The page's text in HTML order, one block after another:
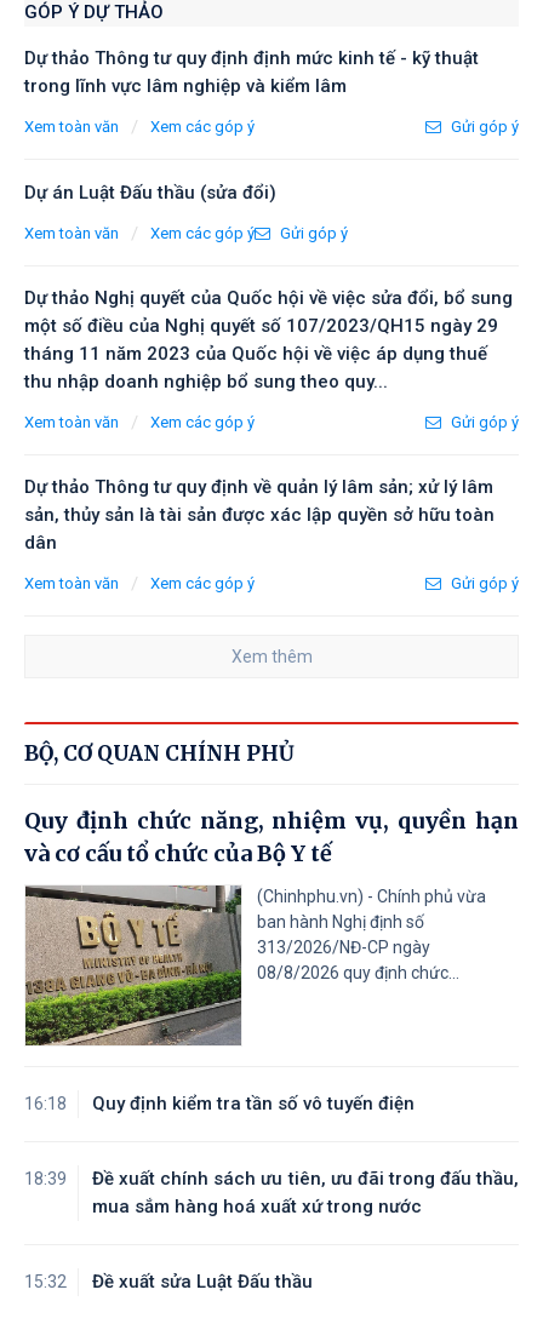
GÓP Ý DỰ THẢO
Dự thảo Thông tư quy định định mức kinh tế - kỹ thuật
trong lĩnh vực lâm nghiệp và kiểm lâm
Xem toàn văn / Xem các góp ý Gửi góp ý
Dự án Luật Đấu thầu (sửa đổi)
Xem toàn văn / Xem các góp ý Gửi góp ý
Dự thảo Nghị quyết của Quốc hội về việc sửa đổi, bổ sung
một số điều của Nghị quyết số 107/2023/QH15 ngày 29
tháng 11 năm 2023 của Quốc hội về việc áp dụng thuế
thu nhập doanh nghiệp bổ sung theo quy...
Xem toàn văn / Xem các góp ý Gửi góp ý
Dự thảo Thông tư quy định về quản lý lâm sản; xử lý lâm
sản, thủy sản là tài sản được xác lập quyền sở hữu toàn
dân
Xem toàn văn / Xem các góp ý Gửi góp ý
Xem thêm
BỘ, CƠ QUAN CHÍNH PHỦ
Quy định chức năng, nhiệm vụ, quyền hạn
và cơ cấu tổ chức của Bộ Y tế
(Chinhphu.vn) - Chính phủ vừa
ban hành Nghị định số
313/2026/NĐ-CP ngày
08/8/2026 quy định chức...
16:18 Quy định kiểm tra tần số vô tuyến điện
18:39
Đề xuất chính sách ưu tiên, ưu đãi trong đấu thầu,
mua sắm hàng hoá xuất xứ trong nước
15:32 Đề xuất sửa Luật Đấu thầu